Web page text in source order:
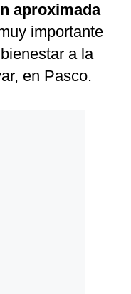
aproximada
importante
a la
en Pasco.